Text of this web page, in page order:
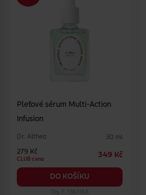
Pleťové sérum Multi-Action
Infusion
Dr. Althea 30 ml
279 Kč
CLUB cena
349 Kč
DO KOŠÍKU